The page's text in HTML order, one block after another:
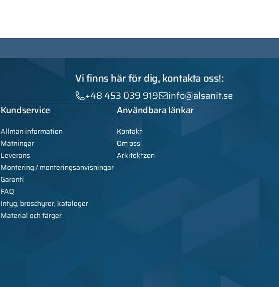
Vi finns här för dig, kontakta oss!:
+48 453 039 919
info@alsanit.se
Kundservice
Allmän information
Mätningar
Leverans
Montering / monteringsanvisningar
Garanti
FAQ
Intyg, broschyrer, kataloger
Material och färger
Användbara länkar
Kontakt
Om oss
Arkitektzon